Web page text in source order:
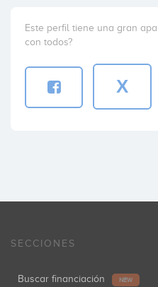
Este perfil tiene una gran
con todos?
X
SECCIONES
Buscar financiación NEW